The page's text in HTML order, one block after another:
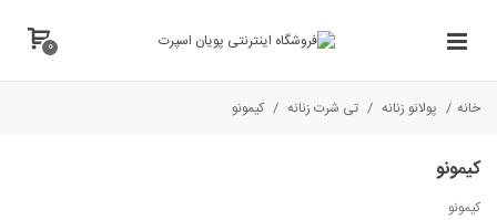
0
خانه / پولانو زنانه / تی شرت زنانه / کیمونو
کیمونو
كيمونو